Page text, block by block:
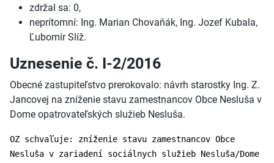
zdržal sa: 0,
neprítomní: Ing. Marian Chovaňák, Ing. Jozef Kubala,
Ľubomír Slíž.
Uznesenie č. I-2/2016
Obecné zastupiteľstvo prerokovalo: návrh starostky Ing. Z.
Jancovej na zníženie stavu zamestnancov Obce Nesluša v
Dome opatrovateľských služieb Nesluša.
OZ schvaľuje: zníženie stavu zamestnancov Obce
Nesluša v zariadení sociálnych služieb Nesluša/Dome